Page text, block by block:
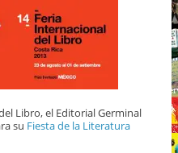
Libro, el Editorial Germinal
su Fiesta de la Literatura